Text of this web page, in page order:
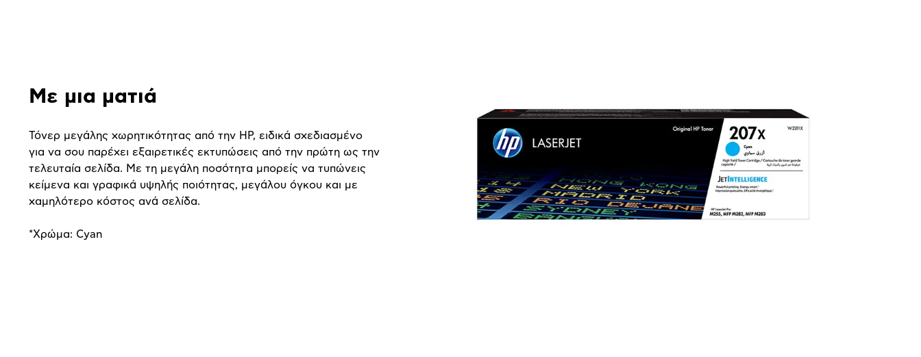
Με μια ματιά
Τόνερ μεγάλης χωρητικότητας από την HP, ειδικά σχεδιασμένο
για να σου παρέχει εξαιρετικές εκτυπώσεις από την πρώτη ως την
τελευταία σελίδα. Με τη μεγάλη ποσότητα μπορείς να τυπώνεις
κείμενα και γραφικά υψηλής ποιότητας, μεγάλου όγκου και με
χαμηλότερο κόστος ανά σελίδα.
*Χρώμα: Cyan